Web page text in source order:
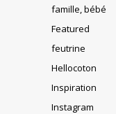
famille, bébé
Featured
feutrine
Hellocoton
Inspiration
Instagram